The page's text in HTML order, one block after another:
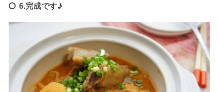
6.完成です♪